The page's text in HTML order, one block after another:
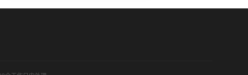
的，更不易出错。 能延后就延后，别硬